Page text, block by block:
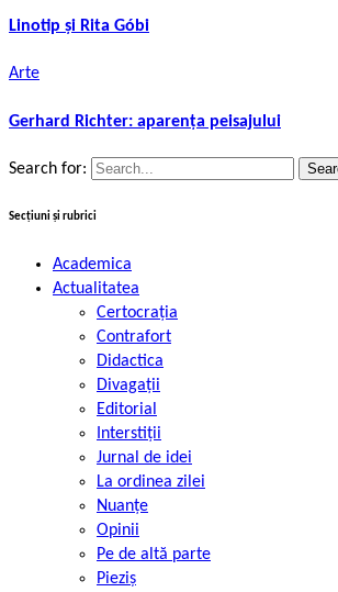
Linotip și Rita Góbi
Arte
Gerhard Richter: aparența peisajului
Search for:
Secțiuni și rubrici
Academica
Actualitatea
Certocrația
Contrafort
Didactica
Divagații
Editorial
Interstiții
Jurnal de idei
La ordinea zilei
Nuanțe
Opinii
Pe de altă parte
Pieziș